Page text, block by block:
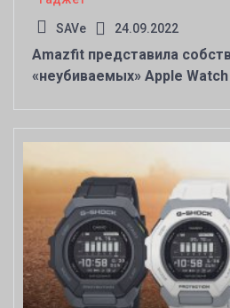
SAVe 24.09.2022
Amazfit представила
«неубиваемых» Apple